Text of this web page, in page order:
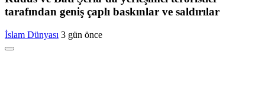
tarafından geniş çaplı baskınlar ve saldırılar
İslam Dünyası 3 gün önce